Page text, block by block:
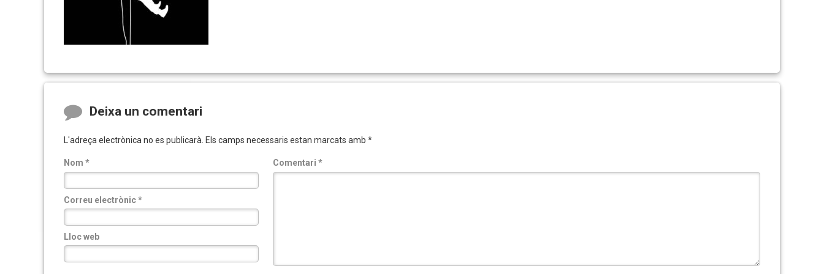
Comments
Deixa un comentari
L'adreça electrònica no es publicarà. Els camps necessaris estan marcats amb *
Comentari *
Nom *
Correu electrònic*
Lloc web